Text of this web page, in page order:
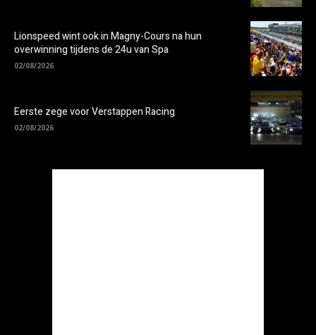
Lionspeed wint ook in Magny-Cours na hun
overwinning tijdens de 24u van Spa
02/08/2026
Eerste zege voor Verstappen Racing
02/08/2026